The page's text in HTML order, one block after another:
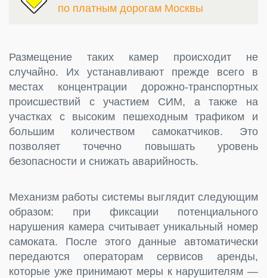
по платным дорогам Москвы
Размещение таких камер происходит не
случайно. Их устанавливают прежде всего в
местах концентрации дорожно-транспортных
происшествий с участием СИМ, а также на
участках с высоким пешеходным трафиком и
большим количеством самокатчиков. Это
позволяет точечно повышать уровень
безопасности и снижать аварийность.
Механизм работы системы выглядит следующим
образом: при фиксации потенциального
нарушения камера считывает уникальный номер
самоката. После этого данные автоматически
передаются операторам сервисов аренды,
которые уже принимают меры к нарушителям —